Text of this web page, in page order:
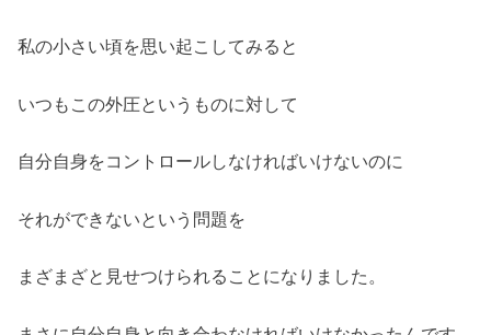
私の小さい頃を思い起こしてみると
いつもこの外圧というものに対して
自分自身をコントロールしなければいけないのに
それができないという問題を
まざまざと見せつけられることになりました。